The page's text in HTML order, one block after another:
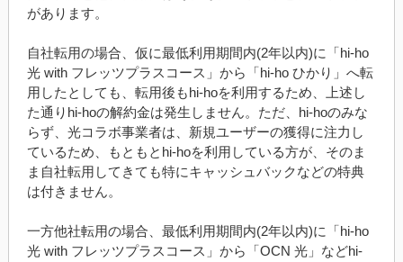
があります。
自社転用の場合、仮に最低利用期間内(2年以内)に「hi-ho
光 with フレッツプラスコース」から「hi-ho ひかり」へ転
用したとしても、転用後もhi-hoを利用するため、上述し
た通りhi-hoの解約金は発生しません。ただ、hi-hoのみな
らず、光コラボ事業者は、新規ユーザーの獲得に注力し
ているため、もともとhi-hoを利用している方が、そのま
ま自社転用してきても特にキャッシュバックなどの特典
は付きません。
一方他社転用の場合、最低利用期間内(2年以内)に「hi-ho
光 with フレッツプラスコース」から「OCN 光」などhi-